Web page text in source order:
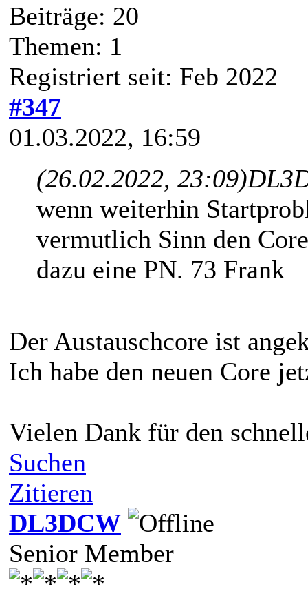
Beiträge: 20
Themen: 1
Registriert seit: Feb 2022
#347
01.03.2022, 16:59
(26.02.2022, 23:09)
wenn weiterhin
vermutlich Sinn den
dazu eine PN. 73 Frank
Der Austauschcore ist
Ich habe den neuen Core
Vielen Dank für den
Suchen
Zitieren
DL3DCW
Senior Member